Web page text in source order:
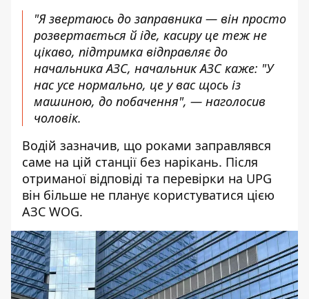
"Я звертаюсь до заправника — він просто
розвертається й іде, касиру це теж не
цікаво, підтримка відправляє до
начальника АЗС, начальник АЗС каже: "У
нас усе нормально, це у вас щось із
машиною, до побачення", — наголосив
чоловік.
Водій зазначив, що роками заправлявся
саме на цій станції без нарікань. Після
отриманої відповіді та перевірки на UPG
він більше не планує користуватися цією
АЗС WOG.